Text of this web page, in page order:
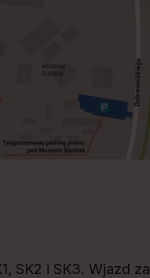
SK2 i SK3. Wjazd za